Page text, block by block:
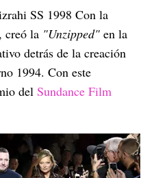
SS 1998 Con la
creó la "Unzipped" en la
detrás de la creación
1994. Con este
del Sundance Film